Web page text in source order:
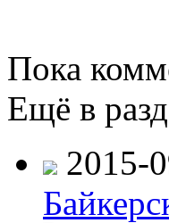
Пока
Ещё в
2015-